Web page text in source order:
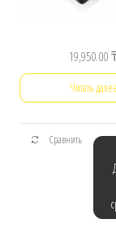
19,950.00
Читать далее
Сравнить